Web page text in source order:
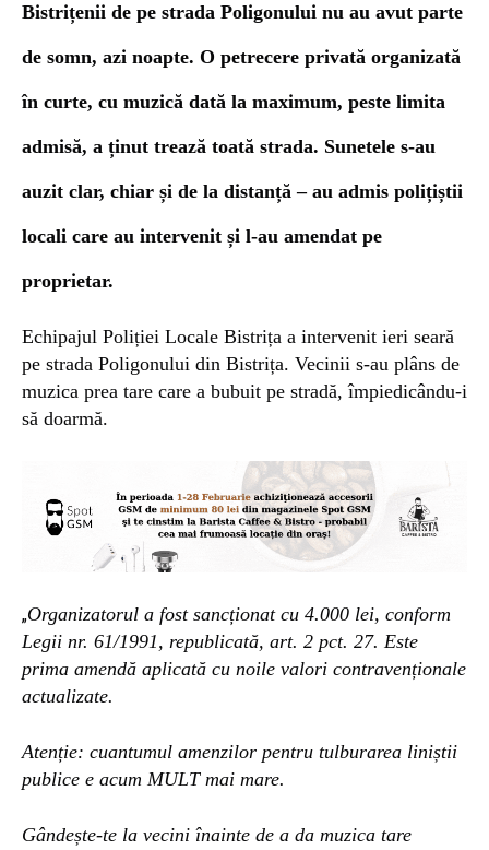
Bistrițenii de pe strada Poligonului nu au avut parte
de somn, azi noapte. O petrecere privată organizată
în curte, cu muzică dată la maximum, peste limita
admisă, a ținut trează toată strada. Sunetele s-au
auzit clar, chiar și de la distanță – au admis polițiștii
locali care au intervenit și l-au amendat pe
proprietar.
Echipajul Poliției Locale Bistrița a intervenit ieri seară
pe strada Poligonului din Bistrița. Vecinii s-au plâns de
muzica prea tare care a bubuit pe stradă, împiedicându-i
să doarmă.
„Organizatorul a fost sancționat cu 4.000 lei, conform
Legii nr. 61/1991, republicată, art. 2 pct. 27. Este
prima amendă aplicată cu noile valori contravenționale
actualizate.
Atenție: cuantumul amenzilor pentru tulburarea liniștii
publice e acum MULT mai mare.
Gândește-te la vecini înainte de a da muzica tare